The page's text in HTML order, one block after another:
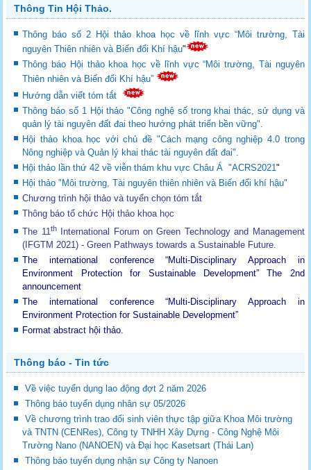
Thông Tin Hội Thảo.
Thông báo số 2 Hội thảo khoa học về lĩnh vực “Môi trường, Tài
nguyên Thiên nhiên và Biến đổi Khí hậu"
Thông báo Hội thảo khoa học về lĩnh vực “Môi trường, Tài nguyên
Thiên nhiên và Biến đổi Khí hậu”
Hướng dẫn viết tóm tắt
Thông báo số 1 Hội thảo "Công nghệ số trong khai thác, sử dụng và
quản lý tài nguyên đất đai theo hướng phát triển bền vững".
Hội thảo khoa học với chủ đề "Cách mạng công nghiệp 4.0 trong
Nông nghiệp và Quản lý khai thác tài nguyên đất đai".
Hội thảo lần thứ 42 về viễn thám khu vực Châu Á "ACRS2021"
Hội thảo "Môi trường, Tài nguyên thiên nhiên và Biến đổi khí hậu"
Chương trình hội thảo và tuyển chọn tóm tắt
Thông báo tổ chức Hội thảo khoa học
The 11thInternational Forum on Green Technology and Management
(IFGTM 2021) - Green Pathways towards a Sustainable Future.
The international conference “Multi-Disciplinary Approach in
Environment Protection for Sustainable Development”The 2nd
announcement
The international conference “Multi-Disciplinary Approach in
Environment Protection for Sustainable Development”
Format abstract hội thảo.
Thông báo - Tin tức
Về việc tuyển dụng lao động đợt 2 năm 2026
Thông báo tuyển dụng nhân sự 05/2026
Về chương trình trao đổi sinh viên thực tập giữa Khoa Môi trường
và TNTN (CENRes), Công ty TNHH Xây Dựng - Công Nghệ Môi
Trường Nano (NANOEN) và Đại học Kasetsart (Thái Lan)
Thông báo tuyển dụng nhận sự Công ty Nanoen